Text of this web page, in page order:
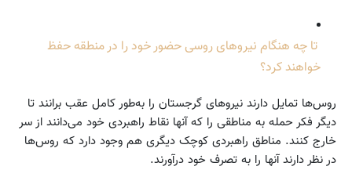
تا چه هنگام نیروهای روسی حضور خود را در منطقه حفظ
خواهند کرد؟
روس‌ها تمایل دارند نیروهای گرجستان را به‌طور کامل عقب برانند تا
دیگر فکر حمله به مناطقی را که آنها نقاط راهبردی خود می‌دانند از سر
خارج کنند. مناطق راهبردی کوچک دیگری هم وجود دارد که روس‌ها
در نظر دارند آنها را به تصرف خود درآورند.